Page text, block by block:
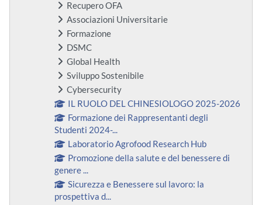
Recupero OFA
Associazioni Universitarie
Formazione
DSMC
Global Health
Sviluppo Sostenibile
Cybersecurity
IL RUOLO DEL CHINESIOLOGO 2025-2026
Formazione dei Rappresentanti degli
Studenti 2024-...
Laboratorio Agrofood Research Hub
Promozione della salute e del benessere di
genere ...
Sicurezza e Benessere sul lavoro: la
prospettiva d...